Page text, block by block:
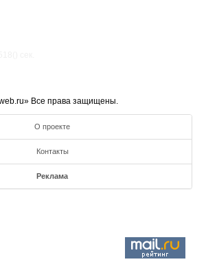
Все права защищены.
О проекте
Контакты
Реклама